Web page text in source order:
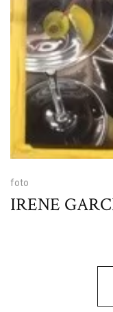
foto
IRENE